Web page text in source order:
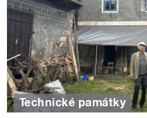
Technické památky